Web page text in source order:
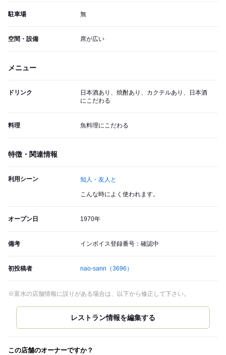
駐車場 無
空間・設備 席が広い
メニュー
ドリンク
日本酒あり、焼酎あり、カクテルあり、日本酒
にこだわる
料理 魚料理にこだわる
特徴・関連情報
利用シーン 知人・友人と
こんな時によく使われます。
オープン日 1970年
備考 インボイス登録番号：確認中
初投稿者 nao-sann （3696）
※富水の店舗情報に誤りがある場合は、以下から修正して下さい。
この店舗のオーナーですか？